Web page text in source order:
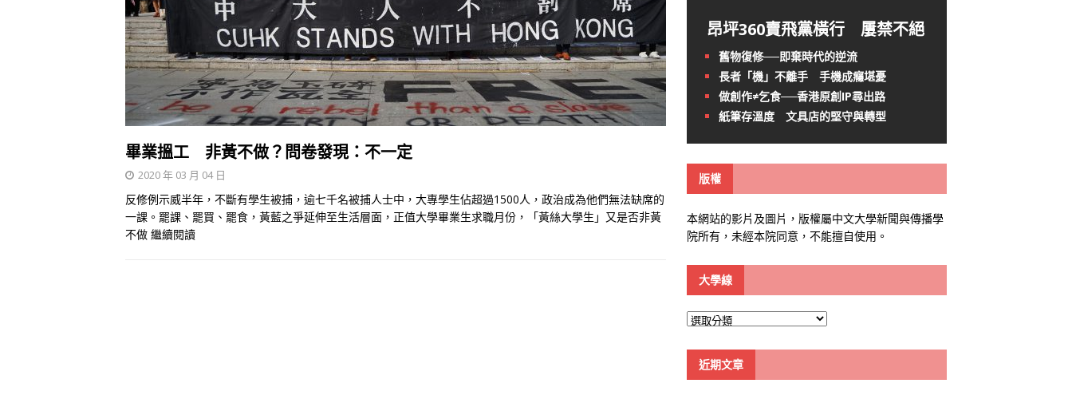
畢業搵工 非黃不做？問卷發現：不一定
2020 年 03 月 04 日
反修例示威半年，不斷有學生被捕，逾七千名被捕人士中，大專學生佔超過1500人，政治成為他們無法缺席的
一課。罷課、罷買、罷食，黃藍之爭延伸至生活層面，正值大學畢業生求職月份，「黃絲大學生」又是否非黃
不做 繼續閱讀
昂坪360賣飛黨橫行 屢禁不絕
舊物復修──即棄時代的逆流
長者「機」不離手 手機成癮堪憂
做創作≠乞食──香港原創IP尋出路
紙筆存溫度 文具店的堅守與轉型
版權
本網站的影片及圖片，版權屬中文大學新聞與傳播學
院所有，未經本院同意，不能擅自使用。
大學線
大
線
近期文章